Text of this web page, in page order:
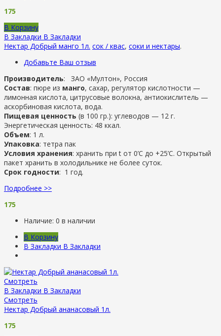
175
В Корзину
В Закладки В Закладки
Нектар Добрый манго 1л. сок / квас, соки и нектары.
Добавьте Ваш отзыв
Производитель: ЗАО «Мултон», Россия
Состав: пюре из манго, сахар, регулятор кислотности —
лимонная кислота, цитрусовые волокна, антиокислитель —
аскорбиновая кислота, вода.
Пищевая ценность (в 100 гр.): углеводов — 12 г.
Энергетическая ценность: 48 ккал.
Объем: 1 л.
Упаковка: тетра пак
Условия хранения: хранить при t от 0’C до +25’C. Открытый
пакет хранить в холодильнике не более суток.
Срок годности: 1 год.
Подробнее >>
175
Наличие: 0 в наличии
В Корзину
В Закладки В Закладки
Смотреть
В Закладки В Закладки
Смотреть
Нектар Добрый ананасовый 1л.
175